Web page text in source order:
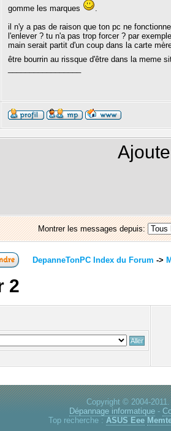
gomme les marques
.
il n'y a pas de raison que ton pc ne
l'enlever ? tu n'a pas trop forcer ? par
main serait partit d'un coup dans la carte
être bourrin au rissque d'être dans la meme
Montrer les messages depuis:
DepanneTonPC Index du Forum ->
2
Copyright © 2004-
Dépannage informatique -
Top recherche : ASUS Eee